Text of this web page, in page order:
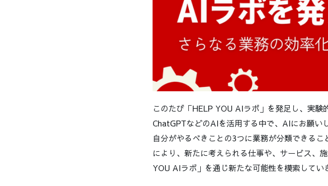
このたび「HELP YOU AIラボ」を発足し、実験
ChatGPTなどのAIを活用する中で、AIにお願い
自分がやるべきことの3つに業務が分類できる
により、新たに考えられる仕事や、サービス、
YOU AIラボ」を通じ新たな可能性を模索してい